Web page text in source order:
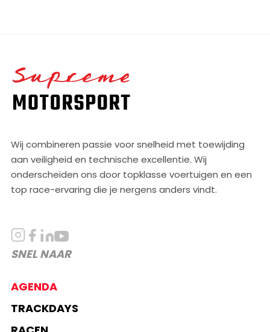
Home
Wij combineren passie voor snelheid met toewijding
aan veiligheid en technische excellentie. Wij
onderscheiden ons door topklasse voertuigen en een
top race-ervaring die je nergens anders vindt.
SNEL NAAR
AGENDA
TRACKDAYS